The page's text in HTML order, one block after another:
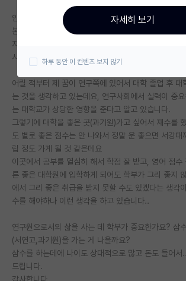
미국 대학원 합격 후기 게시판
대학원생 모집 게시판
연구실(PI) 홍보 게시판
석박사 채용 정보 게시판
임용 정보 게시판
학부 인턴 게시판
취업 게시판
임용 후기 게시판
인문사회 계열 게시판
특수/전문대학원 게시판
안녕하세요.
본래 이 커뮤니티가 대학원 진학에 도움이 되기위해
지만 이런 질문을 할 만한 곳이 많지 않아 염치불구하
시 자삭하겠습니다..
어릴 적부터 제 꿈이 연구쪽에 있어서 대학 졸업 후 대
는 것을 생각하고 있는데요, 연구사회에서 실력이 중
는 대학교가 상당한 영향을 준다고 알고 있습니다.
그렇기에 대학을 좋은 곳(과기원)가고 싶어서 재수를
도 별로 좋은 점수는 안 나와서 정말 운 좋으면 서강대
립 정도 가게 될 것 같은데요
이곳에서 공부를 열심히 해서 학점 잘 받고, 영어 점수
른 좋은 대학원에 입학하게 되어도 학부가 그리 좋지
에서 그리 좋은 취급을 받지 못할 수도 있겠다는 생각
수를 해야하나 이런 생각을 하고 있습니다..
연구원으로서의 삶을 사는 데 학부가 중요한가요? 삼
(서연고,과기원)을 가는 게 나을까요?
삼수를 하는데에 나이도 상대적으로 많고 돈도 들어
드립니다.
감사합니다.
자세히 보기
하루 동안 이 컨텐츠 보지 않기